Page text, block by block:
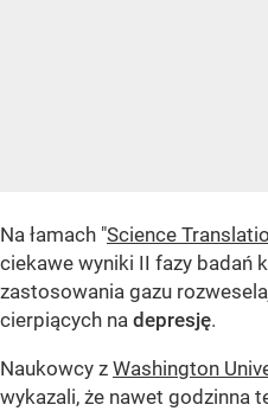
Na łamach "Science
ciekawe wyniki II fazy badań
zastosowania gazu
cierpiących na depresję.
Naukowcy z Washington
wykazali, że nawet godzinna